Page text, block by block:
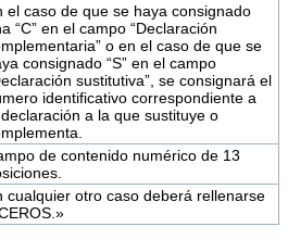
el caso de que se haya consignado
“C” en el campo “Declaración
o en el caso de que se
consignado “S” en el campo
sustitutiva”, se consignará el
identificativo correspondiente a
a la que sustituye o
de contenido numérico de 13
cualquier otro caso deberá rellenarse